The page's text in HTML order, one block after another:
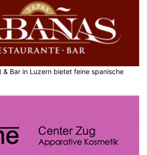
& Bar in Luzern bietet feine spanische